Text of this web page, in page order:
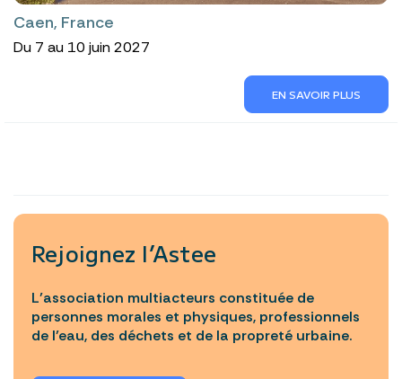
Caen, France
Du 7 au 10 juin 2027
EN SAVOIR PLUS
Rejoignez l’Astee
L’association multiacteurs constituée de
personnes morales et physiques, professionnels
de l’eau, des déchets et de la propreté urbaine.